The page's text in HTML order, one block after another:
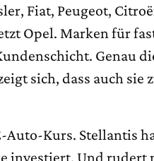
Fiat, Peugeot,
Opel. Marken für
Genau
sich, dass auch sie
Auto-Kurs. Stellantis
investiert. Und rudert